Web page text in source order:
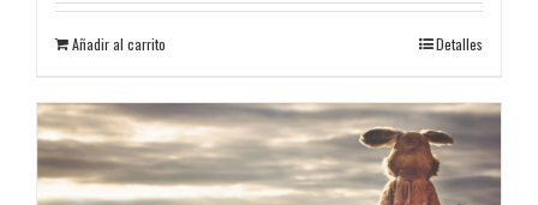
Añadir al carrito Detalles